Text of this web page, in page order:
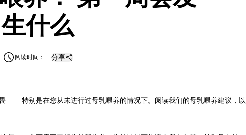
生什么
阅读时间： 分享
——特别是在您从未进行过母乳喂养的情况下。阅读我们的母乳喂养建议，以